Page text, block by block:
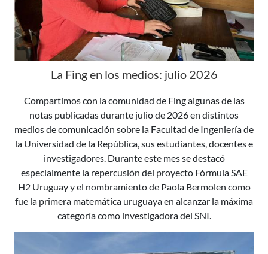
La Fing en los medios: julio 2026
Compartimos con la comunidad de Fing algunas de las
notas publicadas durante julio de 2026 en distintos
medios de comunicación sobre la Facultad de Ingeniería de
la Universidad de la República, sus estudiantes, docentes e
investigadores. Durante este mes se destacó
especialmente la repercusión del proyecto Fórmula SAE
H2 Uruguay y el nombramiento de Paola Bermolen como
fue la primera matemática uruguaya en alcanzar la máxima
categoría como investigadora del SNI.